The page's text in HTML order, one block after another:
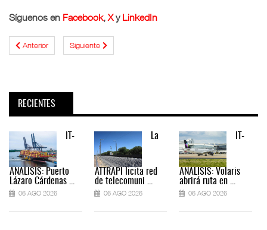
Síguenos en Facebook, Xy LinkedIn
Anterior Siguiente
RECIENTES
IT-
ANÁLISIS: Puerto
Lázaro Cárdenas ...
06 AGO 2026
La
ATTRAPI licita red
de telecomuni ...
06 AGO 2026
IT-
ANÁLISIS: Volaris
abrirá ruta en ...
06 AGO 2026